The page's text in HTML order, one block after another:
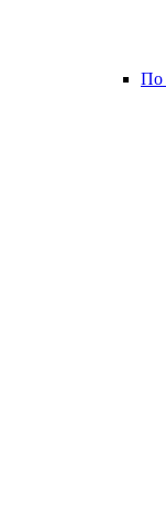
По